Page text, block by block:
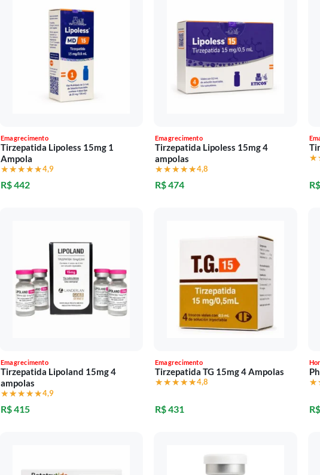
Emagrecimento
Tirzepatida Lipoless 15mg 1
Ampola
★★★★★
★★★★★4,9
R$ 442
Emagrecimento
Tirzepatida Lipoless 15mg 4
ampolas
★★★★★
★★★★★4,8
R$ 474
Emagrecimento
Tirzepatida Lipoland 15mg 4
ampolas
★★★★★
★★★★★4,9
R$ 415
Emagrecimento
Tirzepatida TG 15mg 4 Ampolas
★★★★★
★★★★★4,8
R$ 431